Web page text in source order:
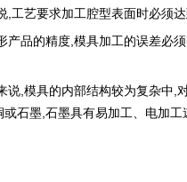
工艺要求加工腔型表面时必须
品的精度,模具加工的误差必
,模具的内部结构较为复杂中
石墨,石墨具有易加工、电加